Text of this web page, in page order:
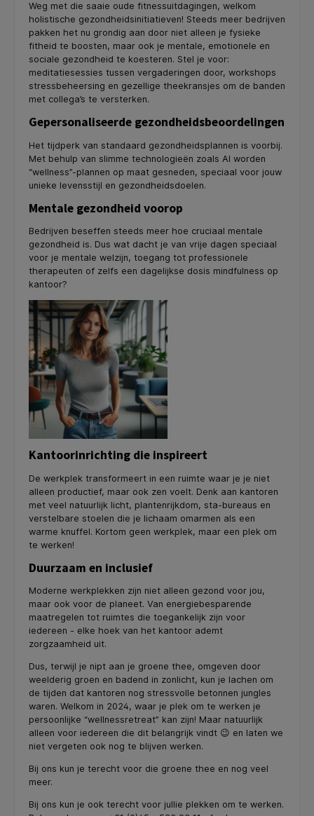
Weg met die saaie oude fitnessuitdagingen, welkom
holistische gezondheidsinitiatieven! Steeds meer bedrijven
pakken het nu grondig aan door niet alleen je fysieke
fitheid te boosten, maar ook je mentale, emotionele en
sociale gezondheid te koesteren. Stel je voor:
meditatiesessies tussen vergaderingen door, workshops
stressbeheersing en gezellige theekransjes om de banden
met collega’s te versterken.
Gepersonaliseerde gezondheidsbeoordelingen
Het tijdperk van standaard gezondheidsplannen is voorbij.
Met behulp van slimme technologieën zoals AI worden
“wellness”-plannen op maat gesneden, speciaal voor jouw
unieke levensstijl en gezondheidsdoelen.
Mentale gezondheid voorop
Bedrijven beseffen steeds meer hoe cruciaal mentale
gezondheid is. Dus wat dacht je van vrije dagen speciaal
voor je mentale welzijn, toegang tot professionele
therapeuten of zelfs een dagelijkse dosis mindfulness op
kantoor?
Kantoorinrichting die inspireert
De werkplek transformeert in een ruimte waar je je niet
alleen productief, maar ook zen voelt. Denk aan kantoren
met veel natuurlijk licht, plantenrijkdom, sta-bureaus en
verstelbare stoelen die je lichaam omarmen als een
warme knuffel. Kortom geen werkplek, maar een plek om
te werken!
Duurzaam en inclusief
Moderne werkplekken zijn niet alleen gezond voor jou,
maar ook voor de planeet. Van energiebesparende
maatregelen tot ruimtes die toegankelijk zijn voor
iedereen - elke hoek van het kantoor ademt
zorgzaamheid uit.
Dus, terwijl je nipt aan je groene thee, omgeven door
weelderig groen en badend in zonlicht, kun je lachen om
de tijden dat kantoren nog stressvolle betonnen jungles
waren. Welkom in 2024, waar je plek om te werken je
persoonlijke “wellnessretreat” kan zijn! Maar natuurlijk
alleen voor iedereen die dit belangrijk vindt 😉 en laten we
niet vergeten ook nog te blijven werken.
Bij ons kun je terecht voor die groene thee en nog veel
meer.
Bij ons kun je ook terecht voor jullie plekken om te werken.